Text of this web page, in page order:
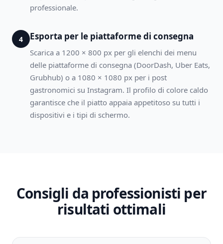
professionale.
4 Esporta per le piattaforme di consegna
Scarica a 1200 × 800 px per gli elenchi dei menu
delle piattaforme di consegna (DoorDash, Uber Eats,
Grubhub) o a 1080 × 1080 px per i post
gastronomici su Instagram. Il profilo di colore caldo
garantisce che il piatto appaia appetitoso su tutti i
dispositivi e i tipi di schermo.
Consigli da professionisti per
risultati ottimali